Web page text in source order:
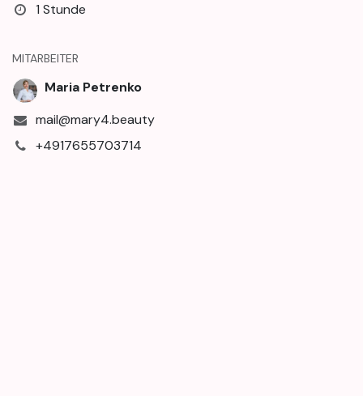
1 Stunde
MITARBEITER
Maria Petrenko
mail@mary4.beauty
+4917655703714